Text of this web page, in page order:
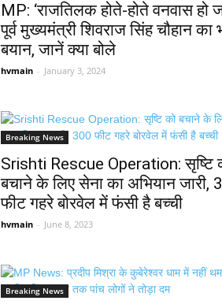
MP: ‘राजतिलक होते-होते वनवास हो
पूर्व मुख्यमंत्री शिवराज सिंह चौहान का
बयान, जानें क्या बोले
hvmain - January 3, 2024
Breaking News
Srishti Rescue Operation: सृष्टि
बचाने के लिए सेना का अभियान जारी,
फीट गहरे बोरवेल में फंसी है बच्ची
hvmain - June 8, 2023
Breaking News